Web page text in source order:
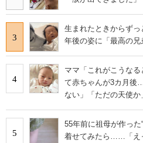
3
生まれたときからず
年後の姿に「最高の兄
4
ママ「これがこうな
て赤ちゃんが3カ月
ない」「ただの天使か
5
55年前に祖母が作っ
着せてみたら……「え